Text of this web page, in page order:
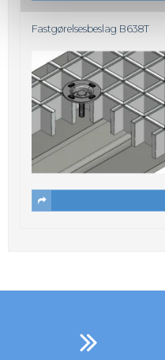
Fastgørelsesbeslag B638T